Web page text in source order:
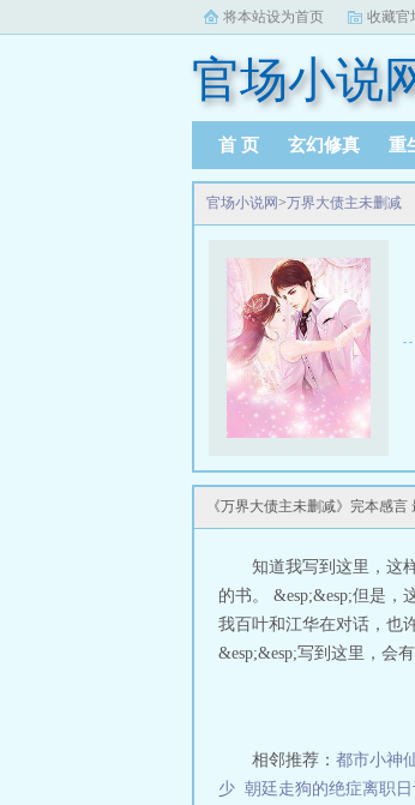
将本站设为首页 收藏官
官场小说
首 页 玄幻修真 重
官场小说网>万界大债主未删减
《万界大债主未删减》完本感言
知道我写到这里，这
的书。 &esp;&esp;但是
我百叶和江华在对话，也
&esp;&esp;写到这里，会
相邻推荐： 都市小神
少 朝廷走狗的绝症离职